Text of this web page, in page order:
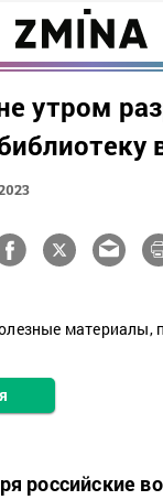
утром
материалы,
российские